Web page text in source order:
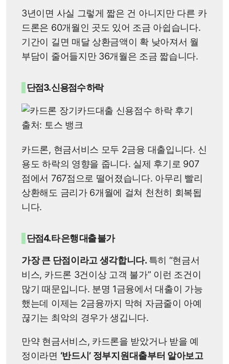
3년이면 사실 그렇게 짧은 건 아니지만 다른 카
드론은 60개월인 곳도 있어 조금 아쉽습니다.
기간이 길면 매달 상환금액이 확 낮아져서 월
부담이 줄어들지만 36개월은 조금 짧습니다.
단점3. 신용점수 하락
출처: 토스 뱅크
카드론, 현금서비스 모두 2금융 대출입니다. 신
용도 하락의 영향을 줍니다. 실제 후기로 907
점에서 767점으로 떨어졌습니다. 아무리 빨리
상환해도 금리가 6개월에 걸쳐 천천히 회복됩
니다.
단점4. 타 은행 대출 불가
가장 큰 단점이라고 생각합니다. 특히 “현금서
비스, 카드론 3건이상 고객 불가” 이런 조건이
많기 때문입니다. 분명 1금융에서 대출이 가능
했는데 이제는 2금융까지 막혀 자금줄이 아예
끊기는 최악의 경우가 생깁니다.
만약 현금서비스, 카드론을 받았거나 받을 예
정이라면 ‘반드시’ 정부지원대출부터 알아보고